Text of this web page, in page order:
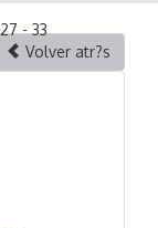
- 33
Volver atr?s